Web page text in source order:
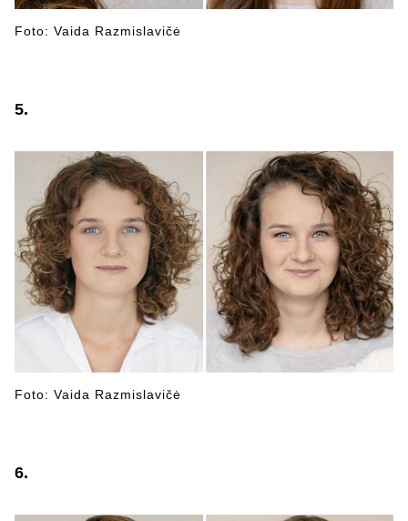
Foto: Vaida Razmislavičė
5.
Foto: Vaida Razmislavičė
6.